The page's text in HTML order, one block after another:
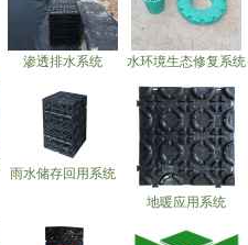
渗透排水系统 水环境生态修复系统
雨水储存回用系统
地暖应用系统